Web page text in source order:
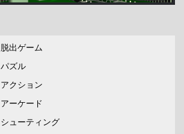
脱出ゲーム
パズル
アクション
アーケード
シューティング